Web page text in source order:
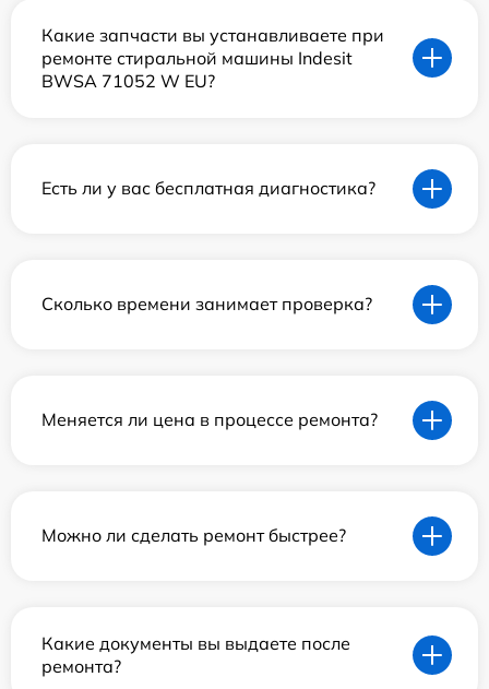
Какие запчасти вы устанавливаете при
ремонте стиральной машины Indesit
BWSA 71052 W EU?
Есть ли у вас бесплатная диагностика?
Сколько времени занимает проверка?
Меняется ли цена в процессе ремонта?
Можно ли сделать ремонт быстрее?
Какие документы вы выдаете после
ремонта?